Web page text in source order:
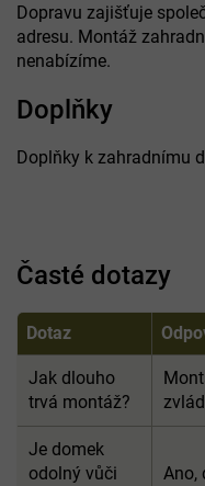
Dopravu zajišťuje
adresu. Montáž
nenabízíme.
Doplňky
Doplňky k zahradnímu
Časté dotazy
Dotaz
Jak dlouho
trvá montáž?
Je domek
odolný vůči
Ano,